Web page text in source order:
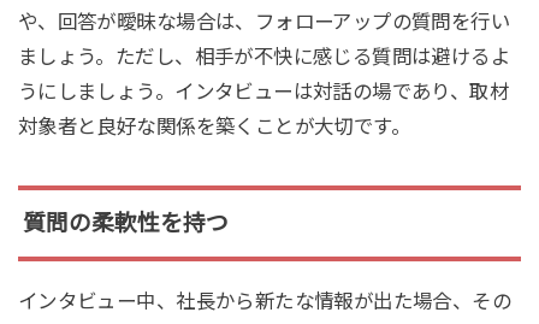
や、回答が曖昧な場合は、フォローアップの質問を行い
ましょう。ただし、相手が不快に感じる質問は避けるよ
うにしましょう。インタビューは対話の場であり、取材
対象者と良好な関係を築くことが大切です。
質問の柔軟性を持つ
インタビュー中、社長から新たな情報が出た場合、その